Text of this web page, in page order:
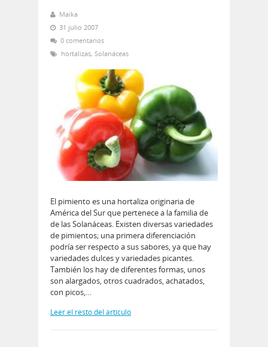
Maika
31 julio 2007
0 comentarios
hortalizas, Solanáceas
El pimiento es una hortaliza originaria de
América del Sur que pertenece a la familia de
de las Solanáceas. Existen diversas variedades
de pimientos; una primera diferenciación
podría ser respecto a sus sabores, ya que hay
variedades dulces y variedades picantes.
También los hay de diferentes formas, unos
son alargados, otros cuadrados, achatados,
con picos,…
Leer el resto del artículo